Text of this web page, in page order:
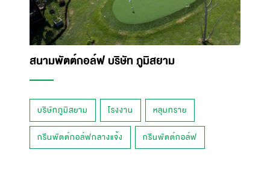
สนามพัตต์กอล์ฟ บริษัท ภูมิสยาม
บริษัทภูมิสยาม โรงงาน หลุมทราย
กรีนพัตต์กอล์ฟกลางแจ้ง กรีนพัตต์กอล์ฟ